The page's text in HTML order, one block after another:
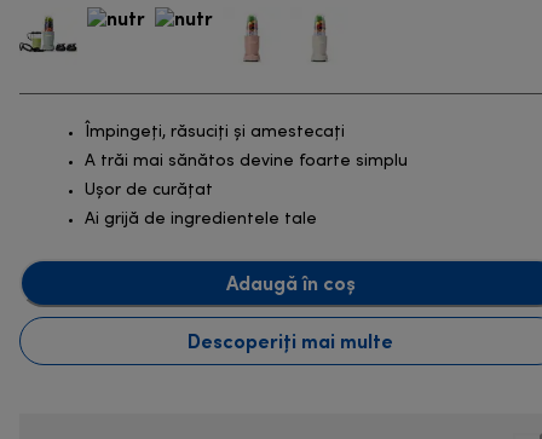
Împingeți, răsuciți și amestecați
A trăi mai sănătos devine foarte simplu
Ușor de curățat
Ai grijă de ingredientele tale
Adaugă în coș
Descoperiți mai multe